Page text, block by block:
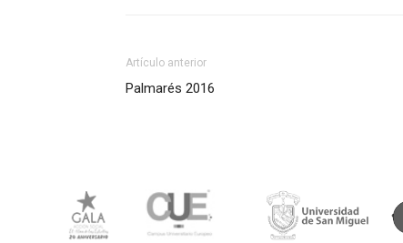
Artículo anterior
Palmarés 2016